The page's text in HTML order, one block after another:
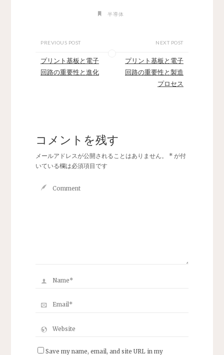
半導体
PREVIOUS POST
プリント基板と電子
回路の重要性と進化
NEXT POST
プリント基板と電子
回路の重要性と製造
プロセス
コメントを残す
メールアドレスが公開されることはありません。 *が付
いている欄は必須項目です
Save my name, email, and site URL in my